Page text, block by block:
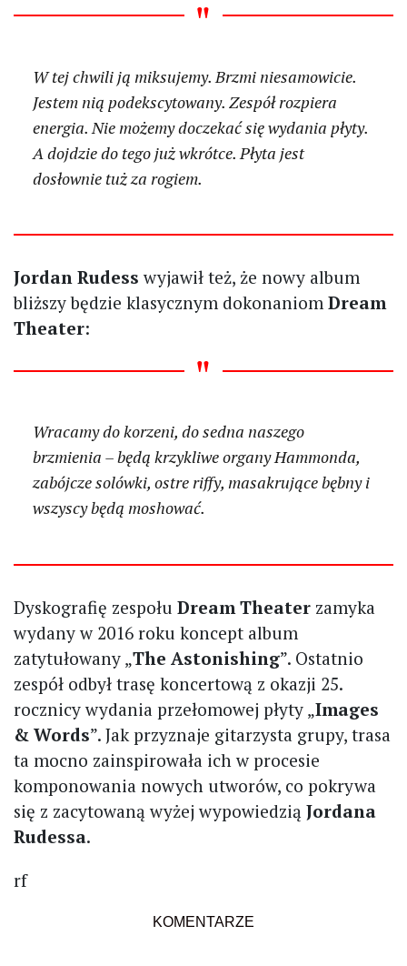
W tej chwili ją miksujemy. Brzmi niesamowicie.
Jestem nią podekscytowany. Zespół rozpiera
energia. Nie możemy doczekać się wydania płyty.
A dojdzie do tego już wkrótce. Płyta jest
dosłownie tuż za rogiem.
Jordan Rudesswyjawił też, że nowy album
bliższy będzie klasycznym dokonaniom Dream
Theater:
Wracamy do korzeni, do sedna naszego
brzmienia – będą krzykliwe organy Hammonda,
zabójcze solówki, ostre riffy, masakrujące bębny i
wszyscy będą moshować.
Dyskografię zespołu Dream Theater zamyka
wydany w 2016 roku koncept album
zatytułowany „The Astonishing”. Ostatnio
zespół odbył trasę koncertową z okazji 25.
rocznicy wydania przełomowej płyty „Images
& Words”. Jak przyznaje gitarzysta grupy, trasa
ta mocno zainspirowała ich w procesie
komponowania nowych utworów, co pokrywa
się z zacytowaną wyżej wypowiedzią Jordana
Rudessa.
rf
KOMENTARZE